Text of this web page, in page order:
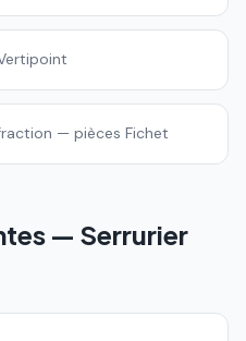
— pièces Fichet
— Serrurier